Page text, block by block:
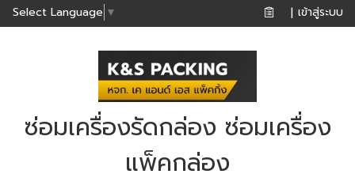
Select Language ▼ | เข้าสู่ระบบ
ซ่อมเครื่องรัดกล่อง ซ่อมเครื่อง
แพ็คกล่อง